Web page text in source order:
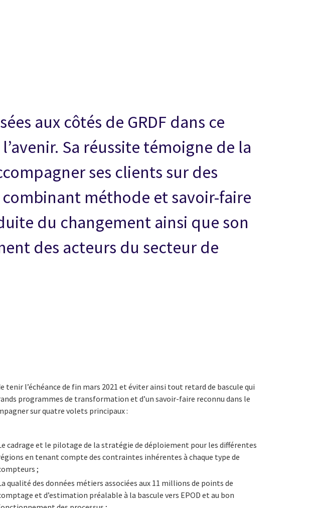
aux côtés de GRDF dans ce
Sa réussite témoigne de la
ses clients sur des
méthode et savoir-faire
du changement ainsi que son
des acteurs du secteur de
tenir l’échéance de fin mars 2021 et éviter ainsi tout retard de bascule qui
programmes de transformation et d’un savoir-faire reconnu dans le
sur quatre volets principaux :
cadrage et le pilotage de la stratégie de déploiement pour les différentes
en tenant compte des contraintes inhérentes à chaque type de
;
qualité des données métiers associées aux 11 millions de points de
et d’estimation préalable à la bascule vers EPOD et au bon